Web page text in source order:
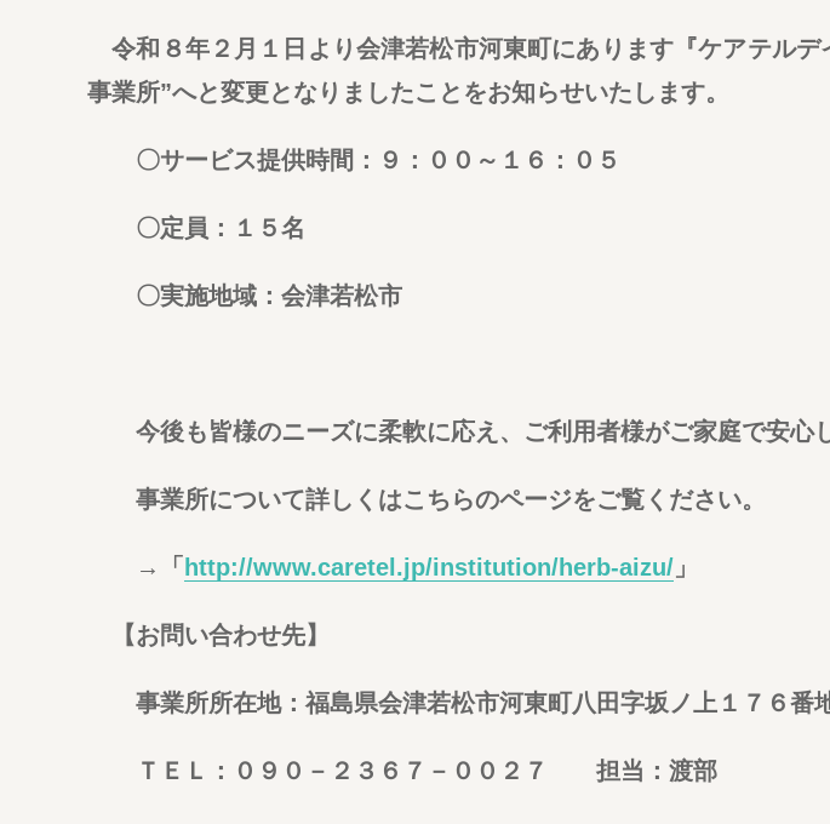
令和８年２月１日より会津若松市河東町にあります『ケアテル
事業所”へと変更となりましたことをお知らせいたします。
〇サービス提供時間：９：００～１６：０５
〇定員：１５名
〇実施地域：会津若松市
今後も皆様のニーズに柔軟に応え、ご利用者様がご家庭で安心
事業所について詳しくはこちらのページをご覧ください。
→「 http://www.caretel.jp/institution/herb-aizu/ 」
【お問い合わせ先】
事業所所在地：福島県会津若松市河東町八田字坂ノ上１７６番
ＴＥＬ：０９０－２３６７－００２７ 担当：渡部